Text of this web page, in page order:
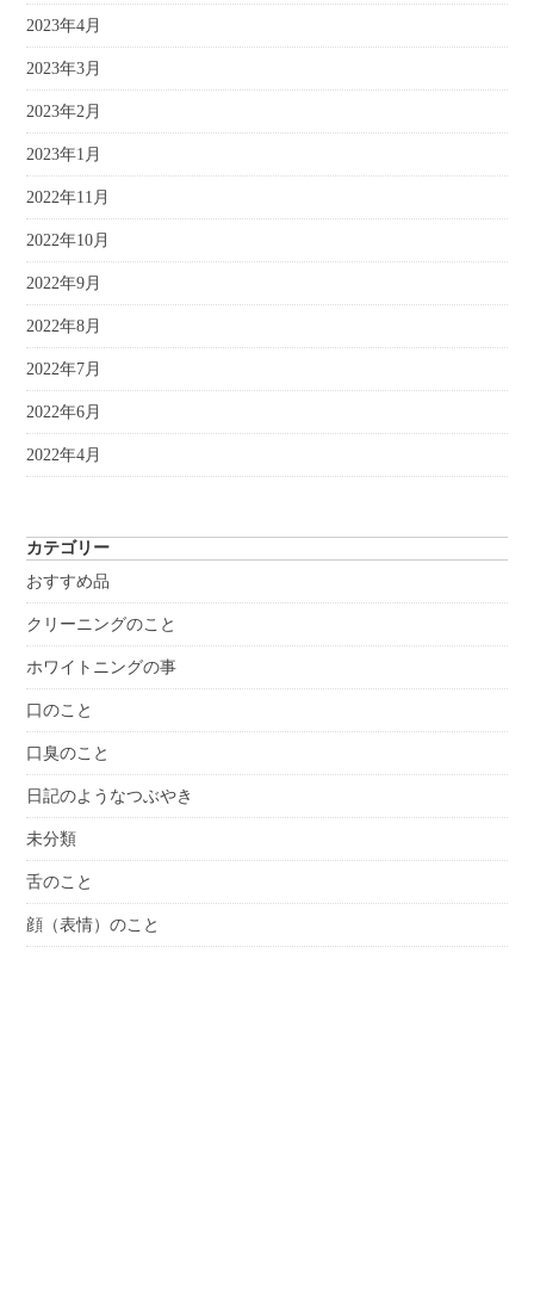
2023年4月
2023年3月
2023年2月
2023年1月
2022年11月
2022年10月
2022年9月
2022年8月
2022年7月
2022年6月
2022年4月
カテゴリー
おすすめ品
クリーニングのこと
ホワイトニングの事
口のこと
口臭のこと
日記のようなつぶやき
未分類
舌のこと
顔（表情）のこと